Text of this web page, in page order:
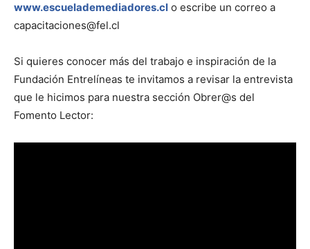
www.escuelademediadores.cl o escribe un correo a
capacitaciones@fel.cl
Si quieres conocer más del trabajo e inspiración de la
Fundación Entrelíneas te invitamos a revisar la entrevista
que le hicimos para nuestra sección Obrer@s del
Fomento Lector: